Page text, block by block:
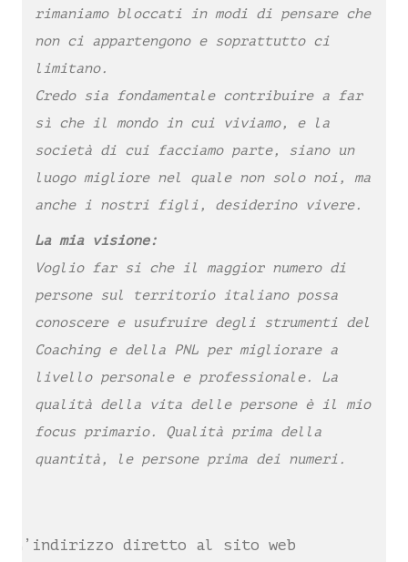
rimaniamo bloccati in modi di pensare che
non ci appartengono e soprattutto ci
limitano.
Credo sia fondamentale contribuire a far
sì che il mondo in cui viviamo, e la
società di cui facciamo parte, siano un
luogo migliore nel quale non solo noi, ma
anche i nostri figli, desiderino vivere.
La mia visione:
Voglio far si che il maggior numero di
persone sul territorio italiano possa
conoscere e usufruire degli strumenti del
Coaching e della PNL per migliorare a
livello personale e professionale. La
qualità della vita delle persone è il mio
focus primario. Qualità prima della
quantità, le persone prima dei numeri.
L’indirizzo diretto al sito web